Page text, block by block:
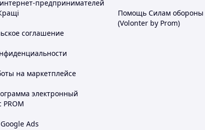
предпринимателей
соглашение
на маркетплейсе
электронный
PROM
Ads
Помощь Силам обороны
(Volonter by Prom)